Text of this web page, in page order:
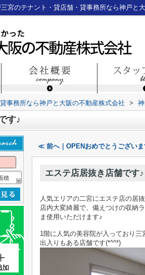
宮のテナント・貸店舗・貸事務所なら神戸と
事務所なら神戸と大阪の不動産株式会社 >
す♪
≪ 前へ｜OPENおめでとうございま
エステ店居抜き店舗です♪
人気エリアの二宮にエステ店の居
店内大変綺麗で、備えつけの収納
ま使用いただけます♪
1階に人気の美容院が入っており
出入りもある店舗です(*^^*)
積